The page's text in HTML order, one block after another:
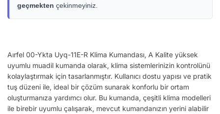
geçmekten çekinmeyiniz.
Aırfel 00-Ykta Uyq-11E-R Klima Kumandası, A Kalite yüksek
uyumlu muadil kumanda olarak, klima sistemlerinizin kontrolünü
kolaylaştırmak için tasarlanmıştır. Kullanıcı dostu yapısı ve pratik
tuş düzeni ile, ideal bir çözüm sunarak konforlu bir ortam
oluşturmanıza yardımcı olur. Bu kumanda, çeşitli klima modelleri
ile birebir uyumlu çalışarak, mevcut kumandanızın yerini alabilir